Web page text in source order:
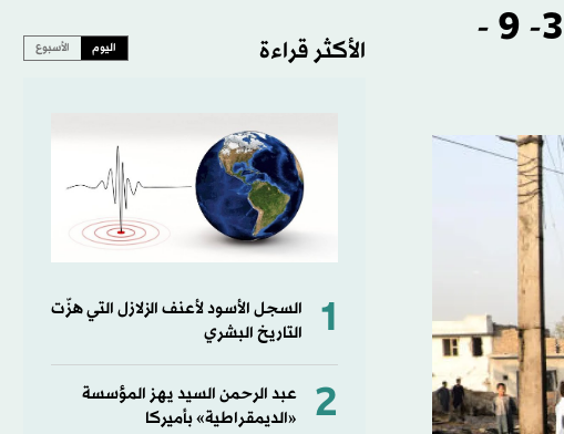
10 أخبار تود معرفتها قبل الثانية عشرة ظهراً ليوم الثلاثاء 3- 9 -
الأكثر قراءة اليوم الأسبوع
1
السجل الأسود لأعنف الزلازل التي هزّت
التاريخ البشري
2
عبد الرحمن السيد يهز المؤسسة
«الديمقراطية» بأميركا